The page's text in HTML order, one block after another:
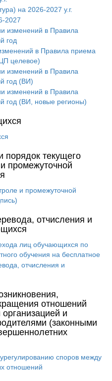
на 2026-2027 у.г.
2027
изменений в Правила
год
в Правила приема
целевое)
изменений в Правила
год (ВИ)
изменений в Правила
год (ВИ, новые регионы)
порядок текущего
промежуточной
и промежуточной
отчисления и
лиц обучающихся по
обучения на бесплатное
отчисления и
отношений
и
(законными
споров между
отношений